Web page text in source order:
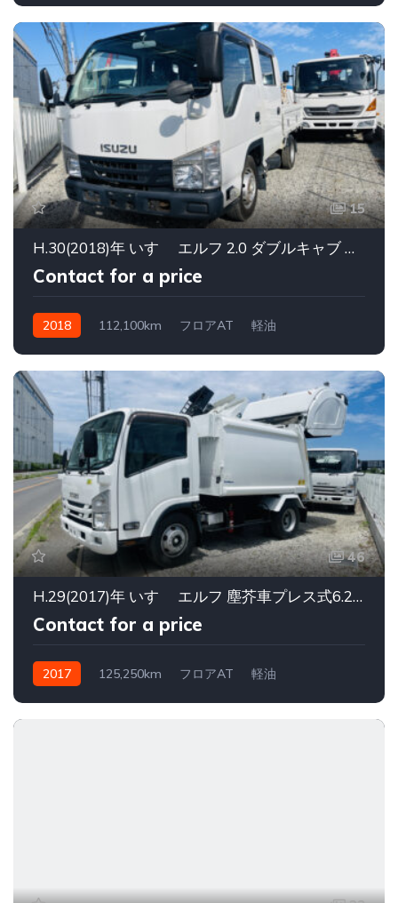
15
H.30(2018)年 いすゞ エルフ 2.0 ダブルキャブ フラットロー
Contact for a price
2018 112,100km フロアAT 軽油
46
H.29(2017)年 いすゞ エルフ 塵芥車プレス式6.2立米汚水タンク付
Contact for a price
2017 125,250km フロアAT 軽油